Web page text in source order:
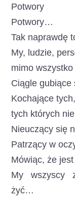
Potwory
Potwory…
Tak naprawdę
My, ludzie,
mimo
Ciągle
Kochające
tych których
Nieuczący się
Patrzący w
Mówiąc, że
My wszyscy
żyć…